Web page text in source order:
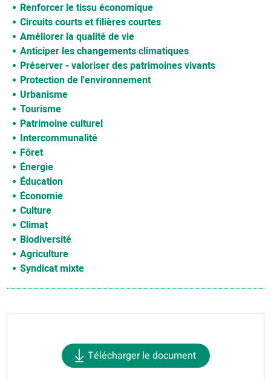
Renforcer le tissu économique
Circuits courts et filières courtes
Améliorer la qualité de vie
Anticiper les changements climatiques
Préserver - valoriser des patrimoines vivants
Protection de l'environnement
Urbanisme
Tourisme
Patrimoine culturel
Intercommunalité
Fôret
Énergie
Éducation
Économie
Culture
Climat
Biodiversité
Agriculture
Syndicat mixte
Télécharger le document